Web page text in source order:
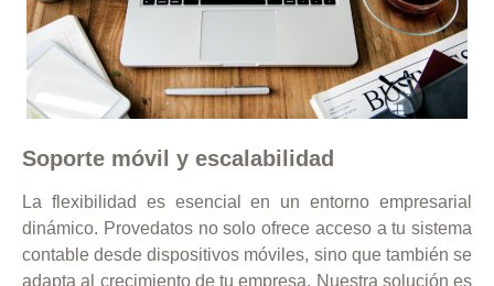
Soporte móvil y escalabilidad
La flexibilidad es esencial en un entorno empresarial
dinámico. Provedatos no solo ofrece acceso a tu sistema
contable desde dispositivos móviles, sino que también se
adapta al crecimiento de tu empresa. Nuestra solución es